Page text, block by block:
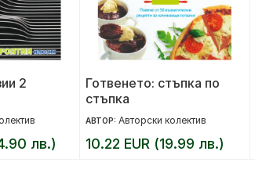
2
лв.)
Готвенето: стъпка по
стъпка
АВТОР: Авторски колектив
10.22 EUR (19.99 лв.)